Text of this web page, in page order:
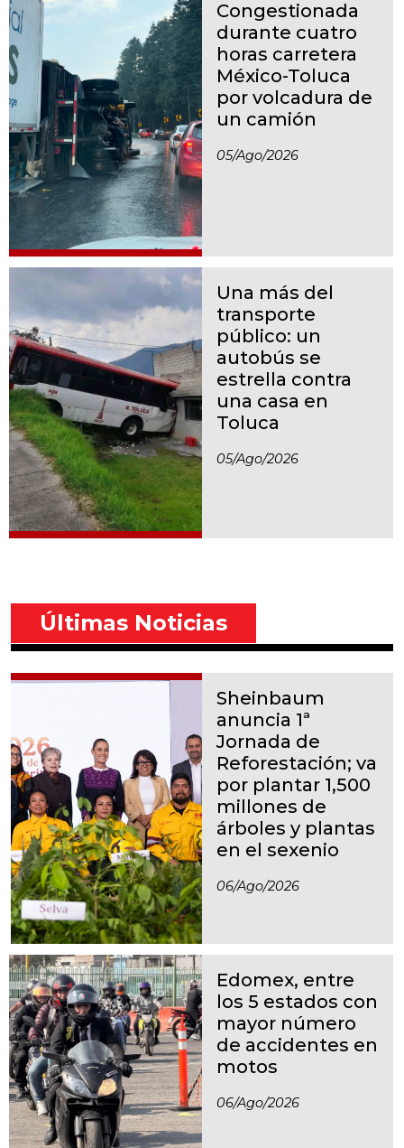
Congestionada
durante cuatro
horas carretera
México-Toluca
por volcadura de
un camión
05/ago/2026
Una más del
transporte
público: un
autobús se
estrella contra
una casa en
Toluca
05/ago/2026
Últimas Noticias
Sheinbaum
anuncia 1ª
Jornada de
Reforestación; va
por plantar 1,500
millones de
árboles y plantas
en el sexenio
06/ago/2026
Edomex, entre
los 5 estados con
mayor número
de accidentes en
motos
06/ago/2026